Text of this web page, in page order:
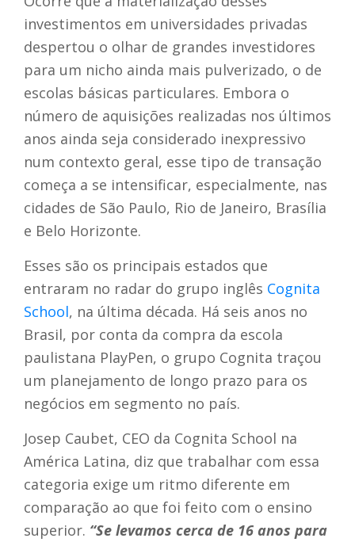
investimentos em universidades privadas
despertou o olhar de grandes investidores
para um nicho ainda mais pulverizado, o de
escolas básicas particulares. Embora o
número de aquisições realizadas nos últimos
anos ainda seja considerado inexpressivo
num contexto geral, esse tipo de transação
começa a se intensificar, especialmente, nas
cidades de São Paulo, Rio de Janeiro, Brasília
e Belo Horizonte.
Esses são os principais estados que
entraram no radar do grupo inglês Cognita
School, na última década. Há seis anos no
Brasil, por conta da compra da escola
paulistana PlayPen, o grupo Cognita traçou
um planejamento de longo prazo para os
negócios em segmento no país.
Josep Caubet, CEO da Cognita School na
América Latina, diz que trabalhar com essa
categoria exige um ritmo diferente em
comparação ao que foi feito com o ensino
superior. “Se levamos cerca de 16 anos para